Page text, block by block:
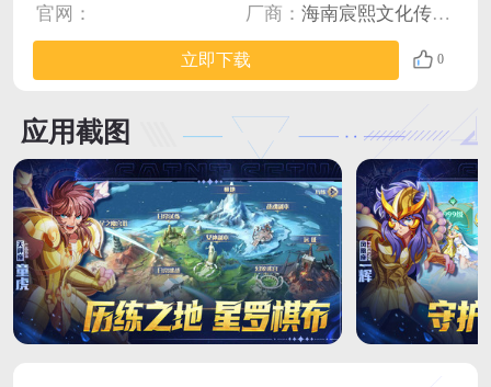
官网：
厂商： 海南宸熙文化传媒有限公司
立即下载 0
应用截图